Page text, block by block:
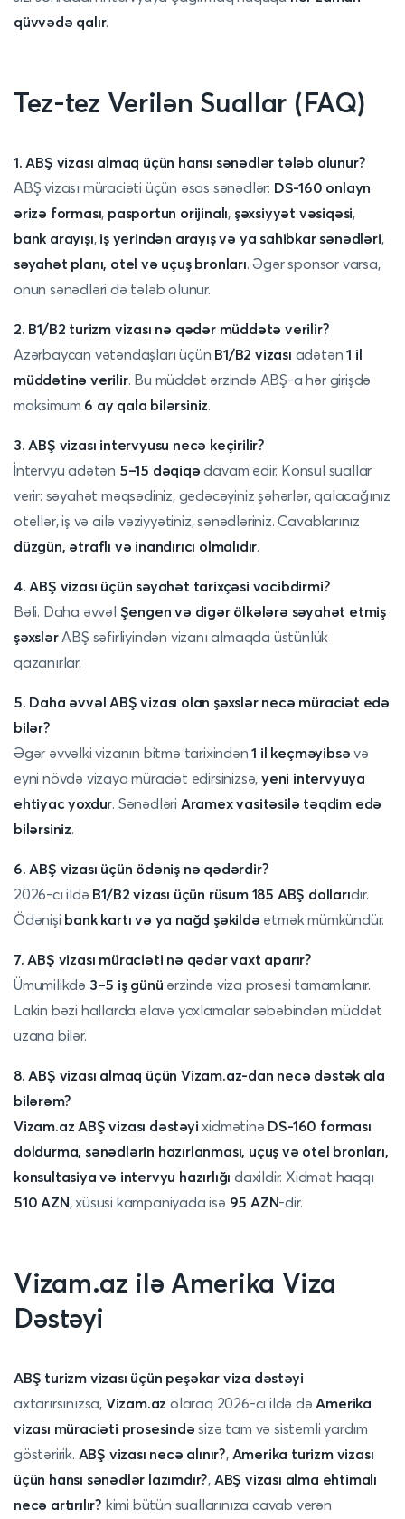
qüvvədə qalır.
Tez-tez Verilən Suallar (FAQ)
1. ABŞ vizası almaq üçün hansı sənədlər tələb olunur?
ABŞ vizası müraciəti üçün əsas sənədlər: DS-160 onlayn
ərizə forması, pasportun orijinalı, şəxsiyyət vəsiqəsi,
bank arayışı, iş yerindən arayış və ya sahibkar sənədləri,
səyahət planı, otel və uçuş bronları. Əgər sponsor varsa,
onun sənədləri də tələb olunur.
2. B1/B2 turizm vizası nə qədər müddətə verilir?
Azərbaycan vətəndaşları üçün B1/B2 vizası adətən1 il
müddətinə verilir. Bu müddət ərzində ABŞ-a hər girişdə
maksimum 6 ay qala bilərsiniz.
3. ABŞ vizası intervyusu necə keçirilir?
İntervyu adətən 5–15 dəqiqə davam edir. Konsul suallar
verir: səyahət məqsədiniz, gedəcəyiniz şəhərlər, qalacağınız
otellər, iş və ailə vəziyyətiniz, sənədləriniz. Cavablarınız
düzgün, ətraflı və inandırıcı olmalıdır.
4. ABŞ vizası üçün səyahət tarixçəsi vacibdirmi?
Bəli. Daha əvvəl Şengen və digər ölkələrə səyahət etmiş
şəxslərABŞ səfirliyindən vizanı almaqda üstünlük
qazanırlar.
5. Daha əvvəl ABŞ vizası olan şəxslər necə müraciət edə
bilər?
Əgər əvvəlki vizanın bitmə tarixindən1 il keçməyibsə və
eyni növdə vizaya müraciət edirsinizsə,yeni intervyuya
ehtiyac yoxdur. Sənədləri Aramex vasitəsilə təqdim edə
bilərsiniz.
6. ABŞ vizası üçün ödəniş nə qədərdir?
2026-cı ildə B1/B2 vizası üçün rüsum 185 ABŞ dollarıdır.
Ödənişi bank kartı və ya nağd şəkildə etmək mümkündür.
7. ABŞ vizası müraciəti nə qədər vaxt aparır?
Ümumilikdə 3–5 iş günü ərzində viza prosesi tamamlanır.
Lakin bəzi hallarda əlavə yoxlamalar səbəbindən müddət
uzana bilər.
8. ABŞ vizası almaq üçün Vizam.az-dan necə dəstək ala
bilərəm?
Vizam.az ABŞ vizası dəstəyi xidmətinə DS-160 forması
doldurma, sənədlərin hazırlanması, uçuş və otel bronları,
konsultasiya və intervyu hazırlığı daxildir. Xidmət haqqı
510 AZN, xüsusi kampaniyada isə 95 AZN-dir.
Vizam.az ilə Amerika Viza
Dəstəyi
ABŞ turizm vizası üçün peşəkar viza dəstəyi
axtarırsınızsa, Vizam.az olaraq 2026-cı ildə də Amerika
vizası müraciəti prosesində sizə tam və sistemli yardım
göstəririk. ABŞ vizası necə alınır?, Amerika turizm vizası
üçün hansı sənədlər lazımdır?, ABŞ vizası alma ehtimalı
necə artırılır? kimi bütün suallarınıza cavab verən